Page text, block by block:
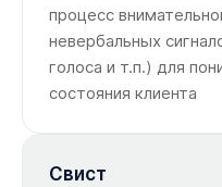
процесс
невербальных
голоса и т.п.) для
состояния клиента
Свист